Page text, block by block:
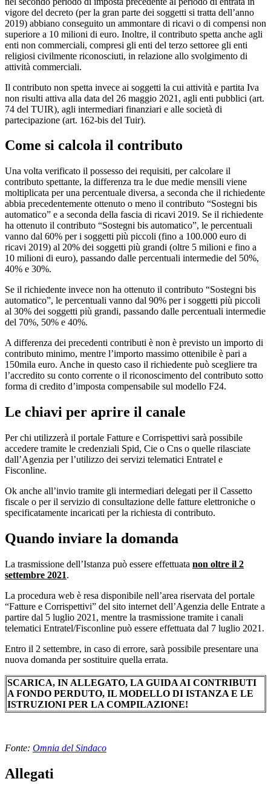
vigore del decreto (per la gran parte dei soggetti si tratta dell’anno
2019) abbiano conseguito un ammontare di ricavi o di compensi non
superiore a 10 milioni di euro. Inoltre, il contributo spetta anche agli
enti non commerciali, compresi gli enti del terzo settoree gli enti
religiosi civilmente riconosciuti, in relazione allo svolgimento di
attività commerciali.
Il contributo non spetta invece ai soggetti la cui attività e partita Iva
non risulti attiva alla data del 26 maggio 2021, agli enti pubblici (art.
74 del TUIR), agli intermediari finanziari e alle società di
partecipazione (art. 162-bis del Tuir).
Come si calcola il contributo
Una volta verificato il possesso dei requisiti, per calcolare il
contributo spettante, la differenza tra le due medie mensili viene
moltiplicata per una percentuale diversa, a seconda che il richiedente
abbia precedentemente ottenuto o meno il contributo “Sostegni bis
automatico” e a seconda della fascia di ricavi 2019. Se il richiedente
ha ottenuto il contributo “Sostegni bis automatico”, le percentuali
vanno dal 60% per i soggetti più piccoli (fino a 100.000 euro di
ricavi 2019) al 20% dei soggetti più grandi (oltre 5 milioni e fino a
10 milioni di euro), passando dalle percentuali intermedie del 50%,
40% e 30%.
Se il richiedente invece non ha ottenuto il contributo “Sostegni bis
automatico”, le percentuali vanno dal 90% per i soggetti più piccoli
al 30% dei soggetti più grandi, passando dalle percentuali intermedie
del 70%, 50% e 40%.
A differenza dei precedenti contributi è non è previsto un importo di
contributo minimo, mentre l’importo massimo ottenibile è pari a
150mila euro. Anche in questo caso il richiedente può scegliere tra
l’accredito su conto corrente o il riconoscimento del contributo sotto
forma di credito d’imposta compensabile sul modello F24.
Le chiavi per aprire il canale
Per chi utilizzerà il portale Fatture e Corrispettivi sarà possibile
accedere tramite le credenziali Spid, Cie o Cns o quelle rilasciate
dall’Agenzia per l’utilizzo dei servizi telematici Entratel e
Fisconline.
Ok anche all’invio tramite gli intermediari delegati per il Cassetto
fiscale o per il servizio di consultazione delle fatture elettroniche o
specificatamente incaricati per la richiesta di contributo.
Quando inviare la domanda
La trasmissione dell’Istanza può essere effettuata non oltre il 2
settembre 2021.
La procedura web è resa disponibile nell’area riservata del portale
“Fatture e Corrispettivi” del sito internet dell’Agenzia delle Entrate a
partire dal 5 luglio 2021, mentre la trasmissione tramite i canali
telematici Entratel/Fisconline può essere effettuata dal 7 luglio 2021.
Entro il 2 settembre, in caso di errore, sarà possibile presentare una
nuova domanda per sostituire quella errata.
SCARICA, IN ALLEGATO, LA GUIDA AI CONTRIBUTI
A FONDO PERDUTO, IL MODELLO DI ISTANZA E LE
ISTRUZIONI PER LA COMPILAZIONE!
Fonte: Omnia del Sindaco
Allegati